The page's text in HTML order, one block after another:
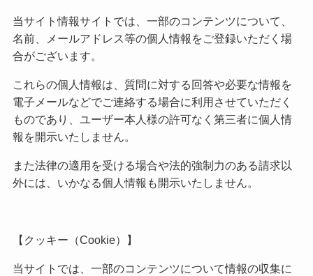
当サイト情報サイトでは、一部のコンテンツについて、
名前、メールアドレス等の個人情報をご登録いただく場
合がございます。
これらの個人情報は、質問に対する回答や必要な情報を
電子メールなどでご連絡する場合に利用させていただく
ものであり、ユーザー本人様の許可なく第三者に個人情
報を開示いたしません。
また法律の適用を受ける場合や法的強制力のある請求以
外には、いかなる個人情報も開示いたしません。
【クッキー（Cookie）】
当サイトでは、一部のコンテンツについて情報の収集に